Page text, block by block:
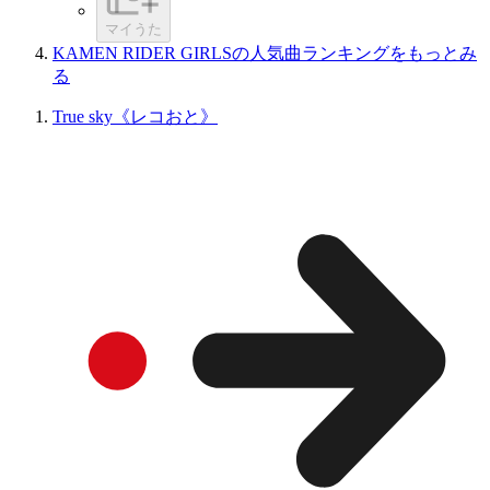
マイうた
KAMEN RIDER GIRLSの人気曲ランキングをもっとみ
る
True sky《レコおと》